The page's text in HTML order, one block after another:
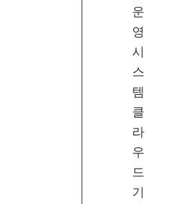
운
영
시
스
템
클
라
우
드
기